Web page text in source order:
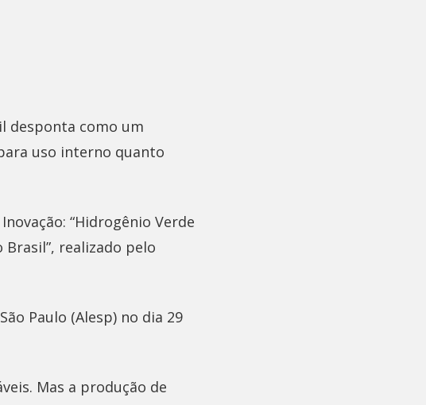
desponta como um
uso interno quanto
“Hidrogênio Verde
realizado pelo
Paulo (Alesp) no dia 29
Mas a produção de